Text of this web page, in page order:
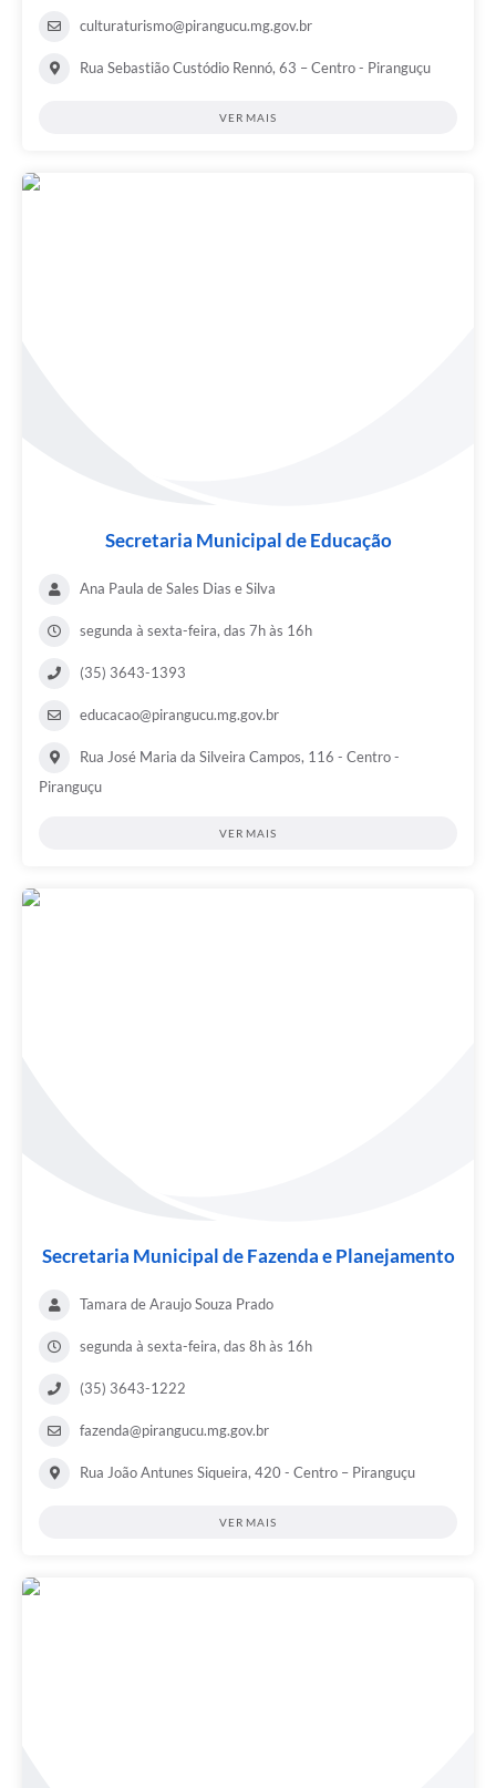
culturaturismo@pirangucu.mg.gov.br
Rua Sebastião Custódio Rennó, 63 – Centro - Piranguçu
VER MAIS
Secretaria Municipal de Educação
Ana Paula de Sales Dias e Silva
segunda à sexta-feira, das 7h às 16h
(35) 3643-1393
educacao@pirangucu.mg.gov.br
Rua José Maria da Silveira Campos, 116 - Centro -
Piranguçu
VER MAIS
Secretaria Municipal de Fazenda e Planejamento
Tamara de Araujo Souza Prado
segunda à sexta-feira, das 8h às 16h
(35) 3643-1222
fazenda@pirangucu.mg.gov.br
Rua João Antunes Siqueira, 420 - Centro – Piranguçu
VER MAIS